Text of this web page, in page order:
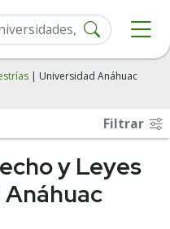
| Universidad Anáhuac
Filtrar
y Leyes